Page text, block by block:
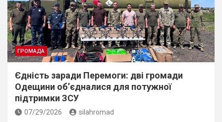
ГРОМАДА
Єдність заради Перемоги: дві громади
Одещини об’єдналися для потужної
підтримки ЗСУ
07/29/2026 silahromad